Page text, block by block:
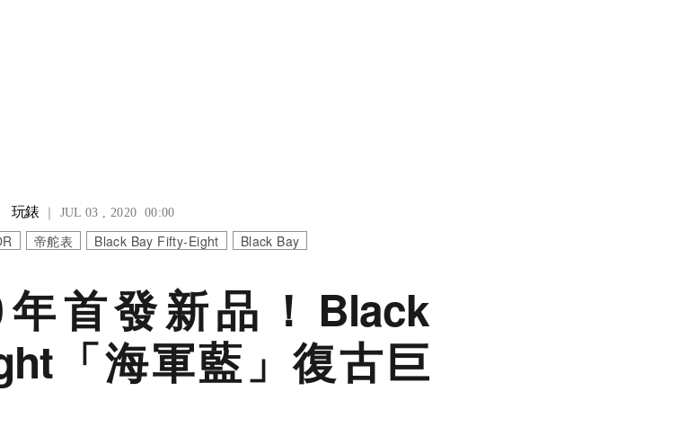
玩錶 ｜ JUL 03 , 2020 00:00
帝舵表 Black Bay Fifty-Eight Black Bay
首發新品！Black
「海軍藍」復古巨